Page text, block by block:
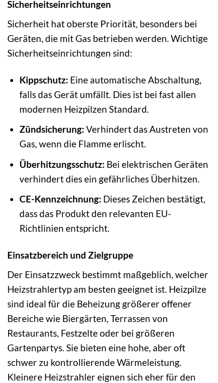
Sicherheitseinrichtungen
Sicherheit hat oberste Priorität, besonders bei
Geräten, die mit Gas betrieben werden. Wichtige
Sicherheitseinrichtungen sind:
Kippschutz: Eine automatische Abschaltung,
falls das Gerät umfällt. Dies ist bei fast allen
modernen Heizpilzen Standard.
Zündsicherung: Verhindert das Austreten von
Gas, wenn die Flamme erlischt.
Überhitzungsschutz: Bei elektrischen Geräten
verhindert dies ein gefährliches Überhitzen.
CE-Kennzeichnung: Dieses Zeichen bestätigt,
dass das Produkt den relevanten EU-
Richtlinien entspricht.
Einsatzbereich und Zielgruppe
Der Einsatzzweck bestimmt maßgeblich, welcher
Heizstrahlertyp am besten geeignet ist. Heizpilze
sind ideal für die Beheizung größerer offener
Bereiche wie Biergärten, Terrassen von
Restaurants, Festzelte oder bei größeren
Gartenpartys. Sie bieten eine hohe, aber oft
schwer zu kontrollierende Wärmeleistung.
Kleinere Heizstrahler eignen sich eher für den